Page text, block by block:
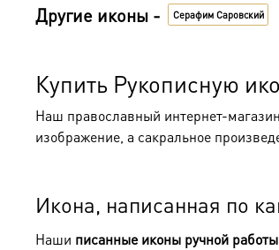
Другие иконы - Серафим Саровский
Купить Рукописную
Наш православный интернет-
изображение, а сакральное
Икона, написанная по
Наши писанные иконы ручной работы